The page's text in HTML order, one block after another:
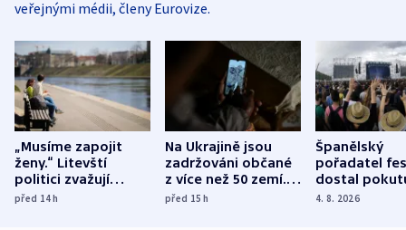
veřejnými médii, členy Eurovize.
„Musíme zapojit
ženy.“ Litevští
politici zvažují
dohodu o
před 14h
Na Ukrajině jsou
zadržováni občané
z více než 50 zemí.
Bojovali na straně
před 15h
Španělský
pořadatel
dostal
nekalé
4. 8. 2026